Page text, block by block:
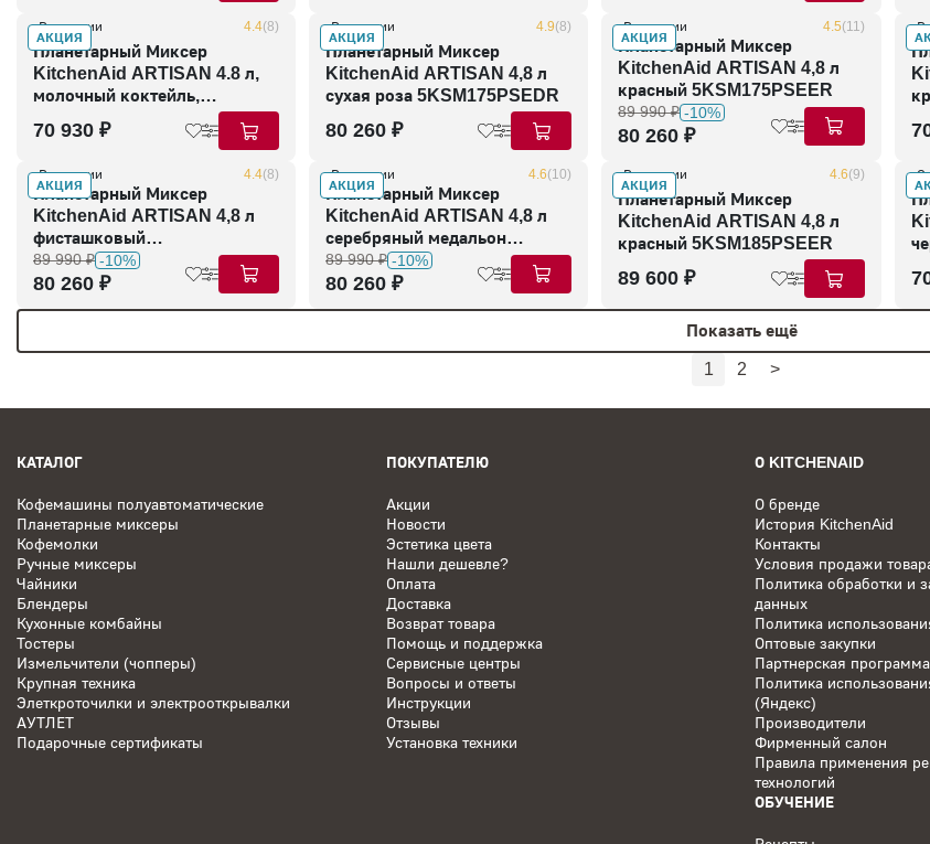
АКЦИЯ
В наличии 4.4(8)
Планетарный Миксер
KitchenAid ARTISAN 4.8 л,
молочный коктейль,
5KSM125EMH
70 930 ₽
АКЦИЯ
В наличии 4.9(8)
Планетарный Миксер
KitchenAid ARTISAN 4,8 л
сухая роза 5KSM175PSEDR
80 260 ₽
АКЦИЯ
В наличии 4.5(11)
Планетарный Миксер
KitchenAid ARTISAN 4,8 л
красный 5KSM175PSEER
89 990 ₽ -10%
80 260 ₽
В
АКЦИЯ
В наличии 4.4(8)
Планетарный Миксер
KitchenAid ARTISAN 4,8 л
фисташковый
5KSM175PSEPT
89 990 ₽ -10%
80 260 ₽
АКЦИЯ
В наличии 4.6(10)
Планетарный Миксер
KitchenAid ARTISAN 4,8 л
серебряный медальон
5KSM175PSEMS
89 990 ₽ -10%
80 260 ₽
АКЦИЯ
В наличии 4.6(9)
Планетарный Миксер
KitchenAid ARTISAN 4,8 л
красный 5KSM185PSEER
89 600 ₽
Показать ещё
1 2 >
КАТАЛОГ
Кофемашины полуавтоматические
Планетарные миксеры
Кофемолки
Ручные миксеры
Чайники
Блендеры
Кухонные комбайны
Тостеры
Измельчители (чопперы)
Крупная техника
Элеткроточилки и электрооткрывалки
АУТЛЕТ
Подарочные сертификаты
ПОКУПАТЕЛЮ
Акции
Новости
Эстетика цвета
Нашли дешевле?
Оплата
Доставка
Возврат товара
Помощь и поддержка
Сервисные центры
Вопросы и ответы
Инструкции
Отзывы
Установка техники
О KITCHENAID
О бренде
История KitchenAid
Контакты
Условия продажи
Политика обработки и
данных
Политика
Оптовые закупки
Партнерская программа
Политика
(Яндекс)
Производители
Фирменный салон
Правила применения
технологий
ОБУЧЕНИЕ